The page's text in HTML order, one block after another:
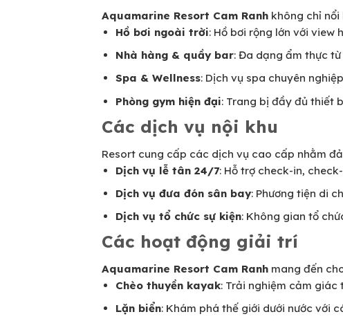
Aquamarine Resort Cam Ranh không chỉ
Hồ bơi ngoài trời: Hồ bơi rộng lớn với view
Nhà hàng & quầy bar: Đa dạng ẩm thực
Spa & Wellness: Dịch vụ spa chuyên
Phòng gym hiện đại: Trang bị đầy đủ thiết
Các dịch vụ nội khu
Resort cung cấp các dịch vụ cao cấp nhằm
Dịch vụ lễ tân 24/7: Hỗ trợ check-in,
Dịch vụ đưa đón sân bay: Phương tiện di
Dịch vụ tổ chức sự kiện: Không gian tổ
Các hoạt động giải trí
Aquamarine Resort Cam Ranh mang đến
Chèo thuyền kayak: Trải nghiệm cảm giác
Lặn biển: Khám phá thế giới dưới nước với